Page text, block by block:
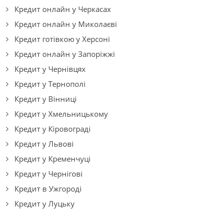
Кредит онлайн у Черкасах
Кредит онлайн у Миколаєві
Кредит готівкою у Херсоні
Кредит онлайн у Запоріжжі
Кредит у Чернівцях
Кредит у Тернополі
Кредит у Вінниці
Кредит у Хмельницькому
Кредит у Кіровограді
Кредит у Львові
Кредит у Кременчуці
Кредит у Чернігові
Кредит в Ужгороді
Кредит у Луцьку